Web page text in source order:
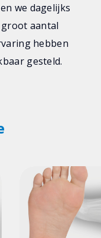
we dagelijks
aantal
hebben
gesteld.